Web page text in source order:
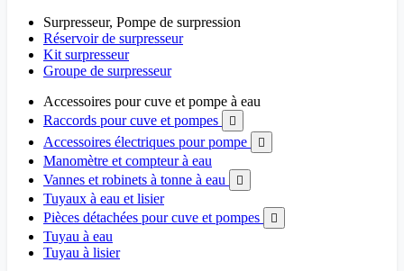
Surpresseur, Pompe de surpression
Réservoir de surpresseur
Kit surpresseur
Groupe de surpresseur
Accessoires pour cuve et pompe à eau
Raccords pour cuve et pompes

Accessoires électriques pour pompe 
Manomètre et compteur à eau
Vannes et robinets à tonne à eau

Tuyaux à eau et lisier
Pièces détachées pour cuve et pompes

Tuyau à eau
Tuyau à lisier